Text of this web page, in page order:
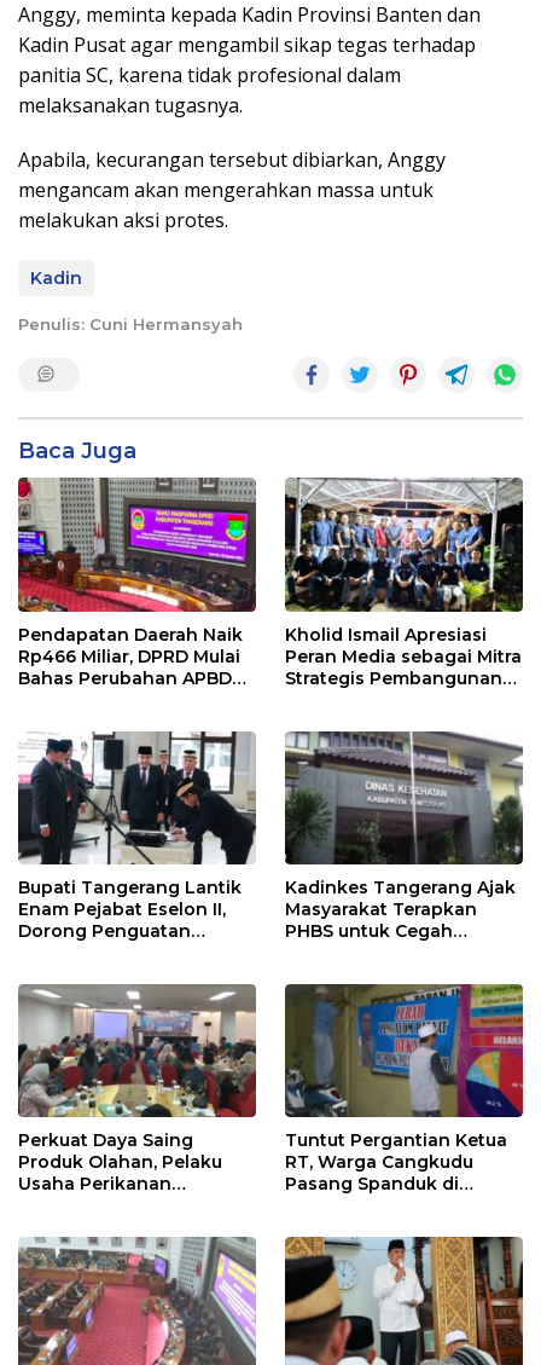
Anggy, meminta kepada Kadin Provinsi Banten dan
Kadin Pusat agar mengambil sikap tegas terhadap
panitia SC, karena tidak profesional dalam
melaksanakan tugasnya.
Apabila, kecurangan tersebut dibiarkan, Anggy
mengancam akan mengerahkan massa untuk
melakukan aksi protes.
Kadin
Penulis: Cuni Hermansyah
Baca Juga
Pendapatan Daerah Naik
Rp466 Miliar, DPRD Mulai
Bahas Perubahan APBD
Kholid Ismail Apresiasi
Peran Media sebagai Mitra
Strategis Pembangunan
Bupati Tangerang Lantik
Enam Pejabat Eselon II,
Dorong Penguatan
Kadinkes Tangerang Ajak
Masyarakat Terapkan
PHBS untuk Cegah
Perkuat Daya Saing
Produk Olahan, Pelaku
Usaha Perikanan
Tuntut Pergantian Ketua
RT, Warga Cangkudu
Pasang Spanduk di